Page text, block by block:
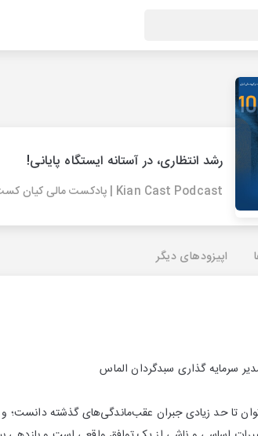
رشد انتظاری، در آستانه ایستگاه پایانی!
Kian Cast Podcast | پادکست مالی کیان کست
اپیزودهای دیگر
تا حد زیادی جبران عقب‌ماندگی‌های گذشته دانست؛